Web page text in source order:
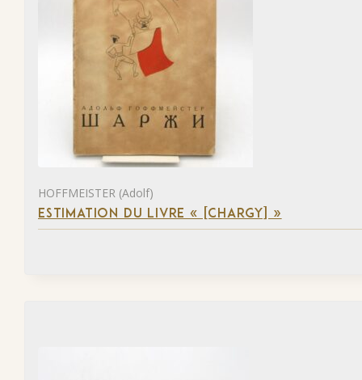
HOFFMEISTER (Adolf)
ESTIMATION DU LIVRE « [CHARGY] »